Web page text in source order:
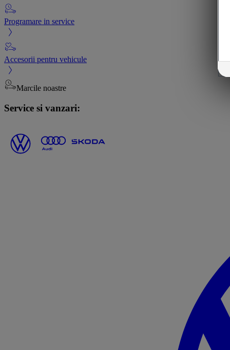
Programare in service
Accesorii pentru vehicule
Marcile noastre
Service si vanzari: